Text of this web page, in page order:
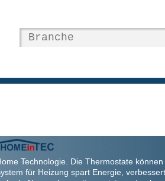
Technologie. Die Thermostate
für Heizung spart Energie,